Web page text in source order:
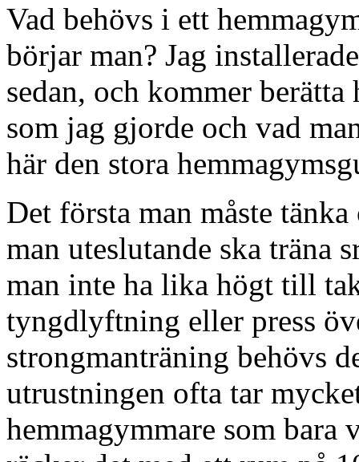
Vad behövs i ett
börjar man? Jag
sedan, och kommer
som jag gjorde och vad
här den stora
Det första man måste
man uteslutande ska träna
man inte ha lika högt till
tyngdlyftning eller press
strongmanträning behövs
utrustningen ofta tar
hemmagymmare som